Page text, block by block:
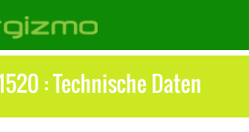
: Technische Daten